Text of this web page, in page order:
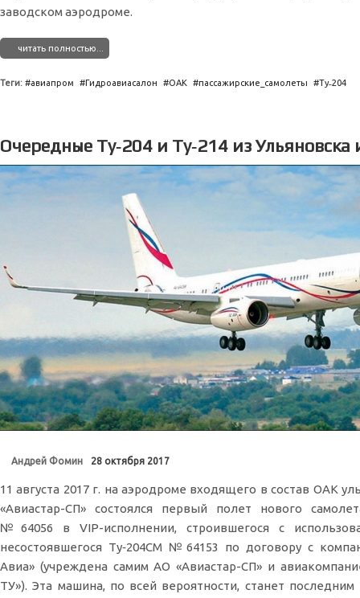
заводском аэродроме.
читать полностью...
Теги: авиапром Гидроавиасалон ОАК пассажирские_самолеты Ту˗204
Очередные Ту‑204 и Ту‑214 из Ульяновска
Андрей Фомин 28 октября 2017
11 августа 2017 г. на аэродроме входящего в состав ОАК
«Авиастар-СП» состоялся первый полет нового
№64056 в VIP-исполнении, строившегося с
несостоявшегося Ту‑204СМ №64153 по договору с
Авиа» (учреждена самим АО «Авиастар-СП» и
ТУ»). Эта машина, по всей вероятности, станет последним